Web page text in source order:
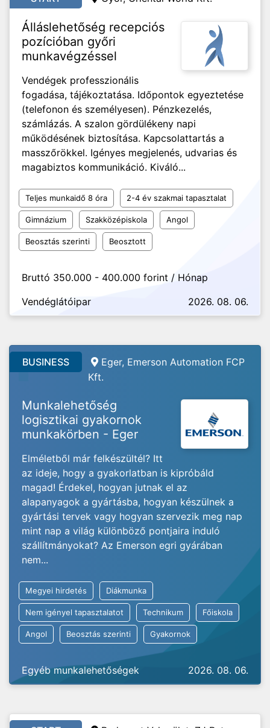
Álláslehetőség recepciós
pozícióban győri
munkavégzéssel
Vendégek professzionális
fogadása, tájékoztatása. Időpontok egyeztetése
(telefonon és személyesen). Pénzkezelés,
számlázás. A szalon gördülékeny napi
működésének biztosítása. Kapcsolattartás a
masszőrökkel. Igényes megjelenés, udvarias és
magabiztos kommunikáció. Kiváló...
Teljes munkaidő 8 óra 2-4 év szakmai tapasztalat
Gimnázium Szakközépiskola Angol
Beosztás szerinti Beosztott
Bruttó 350.000 - 400.000 forint / Hónap
Vendéglátóipar
2026. 08. 06.
BUSINESS
Eger, Emerson Automation FCP
Kft.
Munkalehetőség
logisztikai gyakornok
munkakörben - Eger
Elméletből már felkészültél? Itt
az ideje, hogy a gyakorlatban is kipróbáld
magad! Érdekel, hogyan jutnak el az
alapanyagok a gyártásba, hogyan készülnek a
gyártási tervek vagy hogyan szervezik meg nap
mint nap a világ különböző pontjaira induló
szállítmányokat? Az Emerson egri gyárában
nem...
Megyei hirdetés Diákmunka
Nem igényel tapasztalatot Technikum Főiskola
Angol Beosztás szerinti Gyakornok
Egyéb munkalehetőségek 2026. 08. 06.